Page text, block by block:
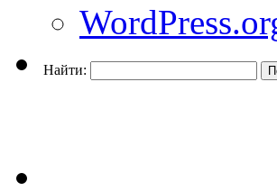
Найти: